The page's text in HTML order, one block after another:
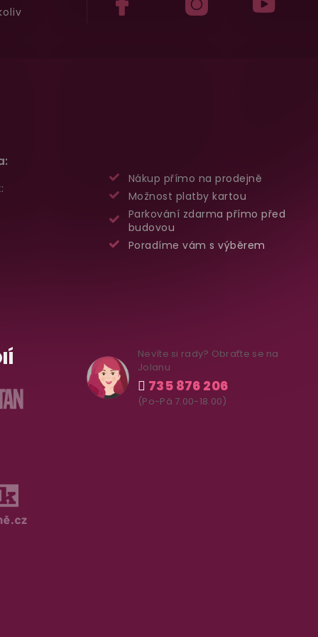
Nákup přímo na prodejně
Možnost platby kartou
Parkování zdarma přímo před
budovou
Poradíme vám s výběrem
Nevíte si rady? Obraťte se na
Jolanu
735 876 206
(Po-Pá 7.00-18.00)